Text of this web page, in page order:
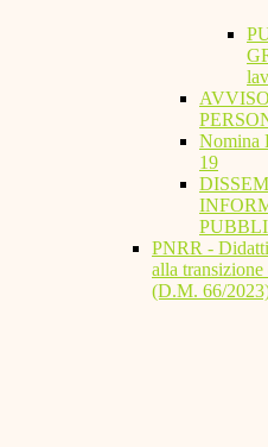
Nomina
19
PNRR -
alla
(D.M. 66/